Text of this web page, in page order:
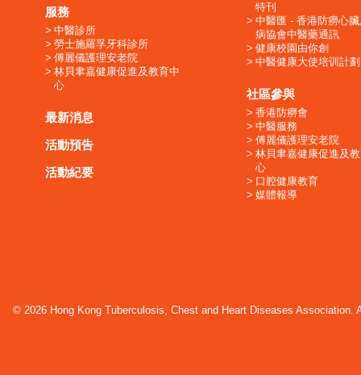
服務
中醫診所
勞士施羅孚牙科診所
傅麗儀護理安老院
林貝聿嘉健康促進及教育中
心
最新消息
活動預告
活動紀要
特刊
中醫匯 - 香港防癆心
病協會中醫藥通訊
健康校園由你創
中醫健康大使培训計劃
社區參與
香港防癆會
中醫服務
傅麗儀護理安老院
林貝聿嘉健康促進及
心
口腔健康教育
媒體報導
© 2026 Hong Kong Tuberculosis, Chest and Heart Diseases Association.